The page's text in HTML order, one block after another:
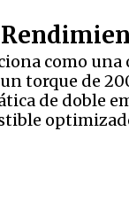
como
torque de
de doble